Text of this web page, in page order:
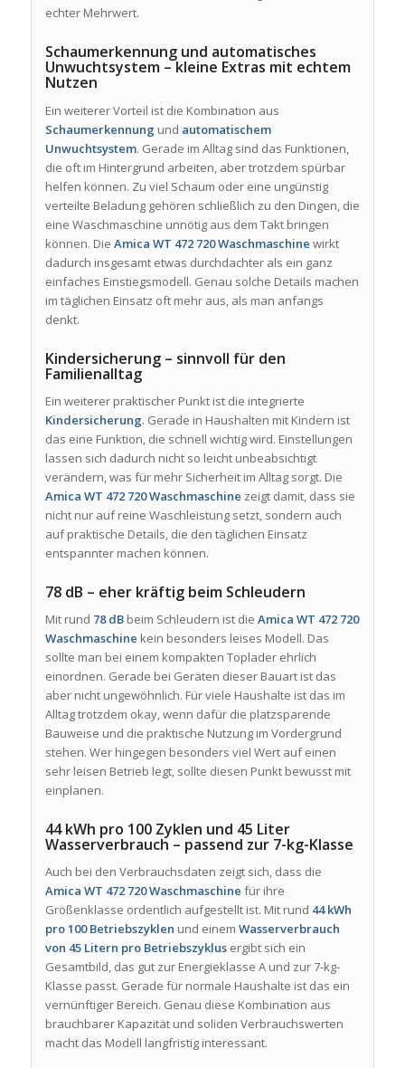
echter Mehrwert.
Schaumerkennung und automatisches
Unwuchtsystem – kleine Extras mit echtem
Nutzen
Ein weiterer Vorteil ist die Kombination aus
Schaumerkennung und automatischem
Unwuchtsystem. Gerade im Alltag sind das Funktionen,
die oft im Hintergrund arbeiten, aber trotzdem spürbar
helfen können. Zu viel Schaum oder eine ungünstig
verteilte Beladung gehören schließlich zu den Dingen, die
eine Waschmaschine unnötig aus dem Takt bringen
können. Die Amica WT 472 720 Waschmaschine wirkt
dadurch insgesamt etwas durchdachter als ein ganz
einfaches Einstiegsmodell. Genau solche Details machen
im täglichen Einsatz oft mehr aus, als man anfangs
denkt.
Kindersicherung – sinnvoll für den
Familienalltag
Ein weiterer praktischer Punkt ist die integrierte
Kindersicherung. Gerade in Haushalten mit Kindern ist
das eine Funktion, die schnell wichtig wird. Einstellungen
lassen sich dadurch nicht so leicht unbeabsichtigt
verändern, was für mehr Sicherheit im Alltag sorgt. Die
Amica WT 472 720 Waschmaschine zeigt damit, dass sie
nicht nur auf reine Waschleistung setzt, sondern auch
auf praktische Details, die den täglichen Einsatz
entspannter machen können.
78 dB – eher kräftig beim Schleudern
Mit rund 78 dBbeim Schleudern ist die Amica WT 472 720
Waschmaschine kein besonders leises Modell. Das
sollte man bei einem kompakten Toplader ehrlich
einordnen. Gerade bei Geräten dieser Bauart ist das
aber nicht ungewöhnlich. Für viele Haushalte ist das im
Alltag trotzdem okay, wenn dafür die platzsparende
Bauweise und die praktische Nutzung im Vordergrund
stehen. Wer hingegen besonders viel Wert auf einen
sehr leisen Betrieb legt, sollte diesen Punkt bewusst mit
einplanen.
44 kWh pro 100 Zyklen und 45 Liter
Wasserverbrauch – passend zur 7-kg-Klasse
Auch bei den Verbrauchsdaten zeigt sich, dass die
Amica WT 472 720 Waschmaschine für ihre
Größenklasse ordentlich aufgestellt ist. Mit rund 44 kWh
pro 100 Betriebszyklen und einem Wasserverbrauch
von 45 Litern pro Betriebszyklusergibt sich ein
Gesamtbild, das gut zur Energieklasse A und zur 7-kg-
Klasse passt. Gerade für normale Haushalte ist das ein
vernünftiger Bereich. Genau diese Kombination aus
brauchbarer Kapazität und soliden Verbrauchswerten
macht das Modell langfristig interessant.